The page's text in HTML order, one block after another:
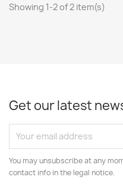
Showing 1-2 of 2 item(s)
Get our latest
You may unsubscribe at any
contact info in the legal notice.